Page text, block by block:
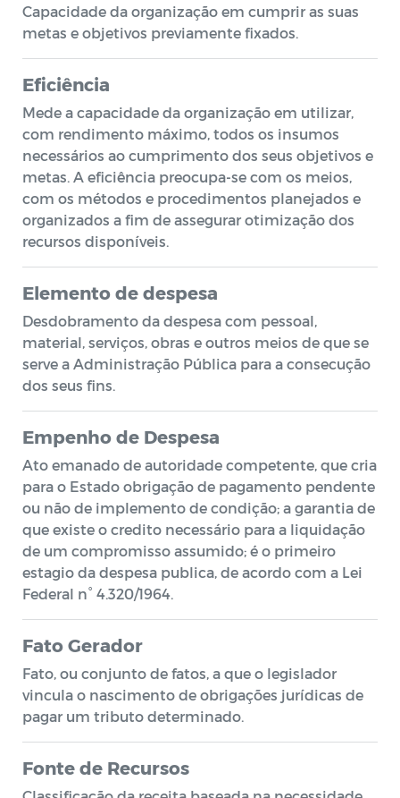
Capacidade da organização em cumprir as suas
metas e objetivos previamente fixados.
Eficiência
Mede a capacidade da organização em utilizar,
com rendimento máximo, todos os insumos
necessários ao cumprimento dos seus objetivos e
metas. A eficiência preocupa-se com os meios,
com os métodos e procedimentos planejados e
organizados a fim de assegurar otimização dos
recursos disponíveis.
Elemento de despesa
Desdobramento da despesa com pessoal,
material, serviços, obras e outros meios de que se
serve a Administração Pública para a consecução
dos seus fins.
Empenho de Despesa
Ato emanado de autoridade competente, que cria
para o Estado obrigação de pagamento pendente
ou não de implemento de condição; a garantia de
que existe o credito necessário para a liquidação
de um compromisso assumido; é o primeiro
estagio da despesa publica, de acordo com a Lei
Federal n° 4.320/1964.
Fato Gerador
Fato, ou conjunto de fatos, a que o legislador
vincula o nascimento de obrigações jurídicas de
pagar um tributo determinado.
Fonte de Recursos